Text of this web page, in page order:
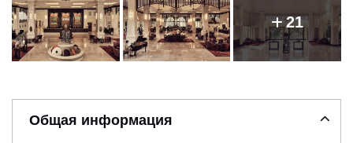
21
Общая информация